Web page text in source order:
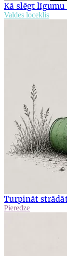
Kā slēgt līgumu
Valdes loceklis
Turpināt
Pieredze